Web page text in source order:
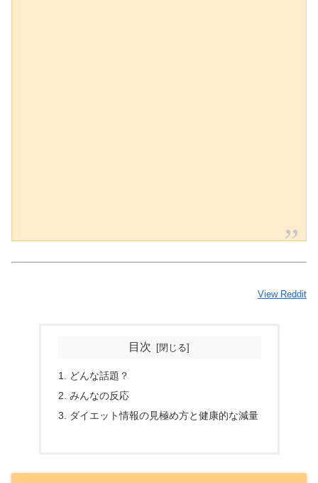
View Reddit
目次
どんな話題？
みんなの反応
ダイエット情報の見極め方と健康的な減量